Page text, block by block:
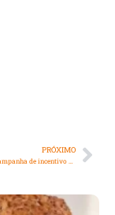
PRÓXIMO